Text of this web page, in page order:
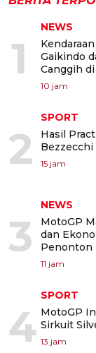
1
NEWS
Gaikindo
Canggih
10 jam
2
SPORT
Hasil
15 jam
3
NEWS
MotoGP
dan
Penonton
11 jam
4
SPORT
MotoGP
Sirkuit
13 jam